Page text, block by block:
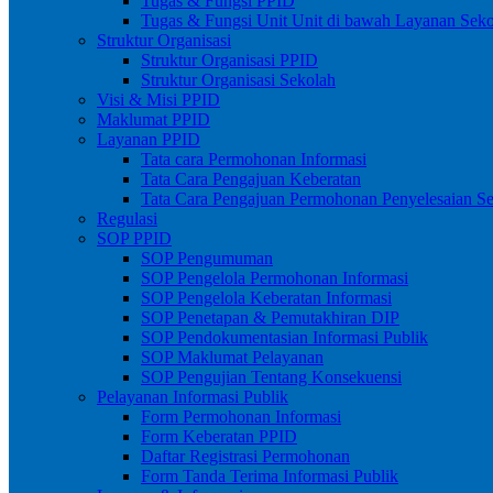
Tugas & Fungsi Unit Unit di bawah Layanan
Struktur Organisasi
Struktur Organisasi PPID
Struktur Organisasi Sekolah
Visi & Misi PPID
Maklumat PPID
Layanan PPID
Tata cara Permohonan Informasi
Tata Cara Pengajuan Keberatan
Tata Cara Pengajuan Permohonan Penyelesaian
Regulasi
SOP PPID
SOP Pengumuman
SOP Pengelola Permohonan Informasi
SOP Pengelola Keberatan Informasi
SOP Penetapan & Pemutakhiran DIP
SOP Pendokumentasian Informasi Publik
SOP Maklumat Pelayanan
SOP Pengujian Tentang Konsekuensi
Pelayanan Informasi Publik
Form Permohonan Informasi
Form Keberatan PPID
Daftar Registrasi Permohonan
Form Tanda Terima Informasi Publik